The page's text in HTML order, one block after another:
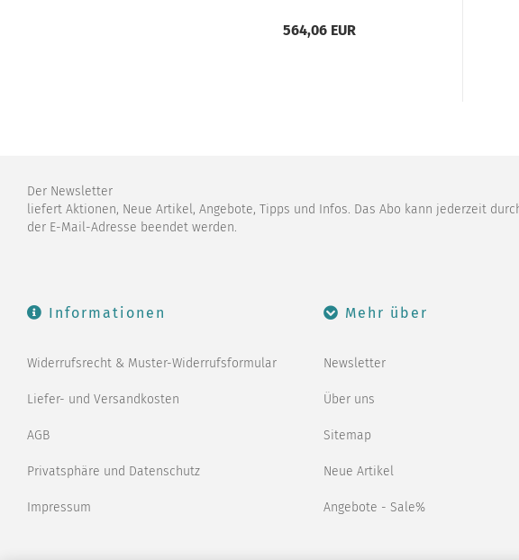
564,06 EUR
Der Newsletter
liefert Aktionen, Neue Artikel, Angebote, Tipps und Infos. Das Abo kann jederzeit
der E-Mail-Adresse beendet werden.
Informationen
Widerrufsrecht & Muster-Widerrufsformular
Liefer- und Versandkosten
AGB
Privatsphäre und Datenschutz
Impressum
Mehr über
Newsletter
Über uns
Sitemap
Neue Artikel
Angebote - Sale%